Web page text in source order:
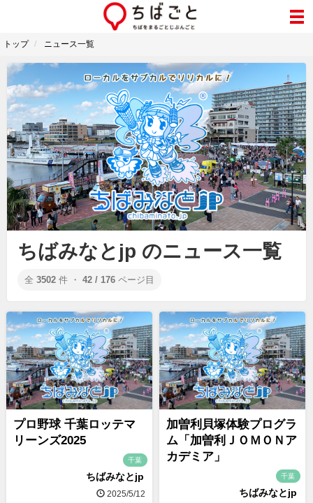
トップ ニュース一覧
ちばみなとjp のニュース一覧
全 3502 件 ・ 42 / 176 ページ目
プロ野球 千葉ロッテマ
リーンズ2025
千葉
ちばみなとjp
2025/5/12
加曽利貝塚体験プログラ
ム「加曽利ＪＯＭＯＮア
カデミア」
千葉
ちばみなとjp